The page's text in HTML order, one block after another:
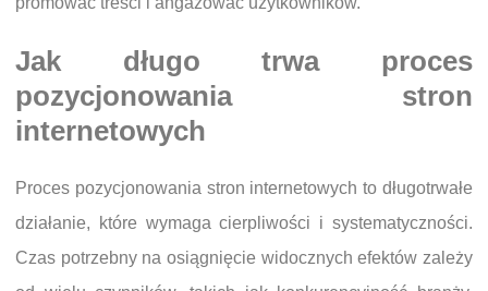
Jak długo trwa proces
pozycjonowania stron
internetowych
Proces pozycjonowania stron internetowych to długotrwałe
działanie, które wymaga cierpliwości i systematyczności.
Czas potrzebny na osiągnięcie widocznych efektów zależy